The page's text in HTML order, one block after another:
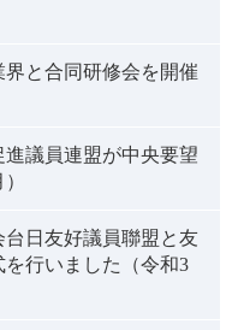
と合同研修会を開催
議員連盟が中央要望
日友好議員聯盟と友
行いました（令和3